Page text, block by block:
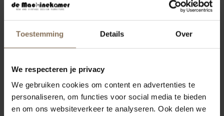
Toestemming Details Over
We respecteren je privacy
We gebruiken cookies om content en advertenties te
personaliseren, om functies voor social media te bieden
en om ons websiteverkeer te analyseren. Ook delen we
C
ClassiCon
Carl Hansen & Søn
Carl Hansen
D
Dykmeyer
De Sede
Devo
Dutch Originals